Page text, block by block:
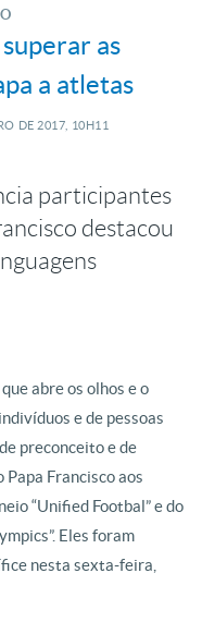
as
a atletas
DE 2017, 10H11
participantes
destacou
abre os olhos e o
e de pessoas
preconceito e de
Papa Francisco aos
“Unified Footbal” e do
Eles foram
nesta sexta-feira,